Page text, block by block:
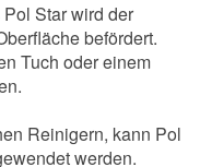
Star wird der
befördert.
Tuch oder einem
Reinigern, kann Pol
werden.